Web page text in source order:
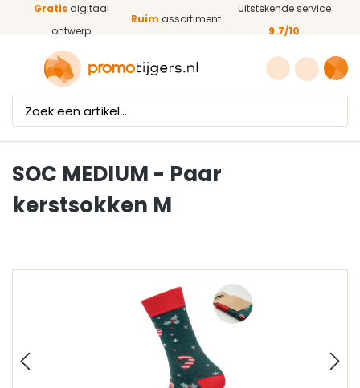
Ga naar de hoofdinhoud
Gratisdigitaal
ontwerp
Ruim assortiment
Uitstekende service
9.7/10
SOC MEDIUM - Paar
kerstsokken M